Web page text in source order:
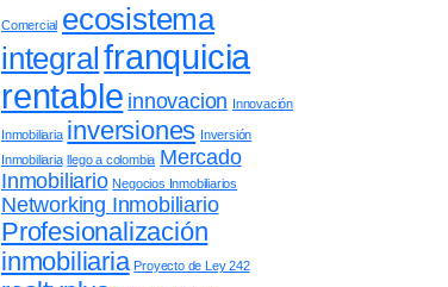
Comercial ecosistema
integralfranquicia
rentable innovacion Innovación
Inmobiliaria inversiones Inversión
Inmobiliaria llego a colombia Mercado
Inmobiliario Negocios Inmobiliarios
Networking Inmobiliario
Profesionalización
inmobiliaria Proyecto de Ley 242